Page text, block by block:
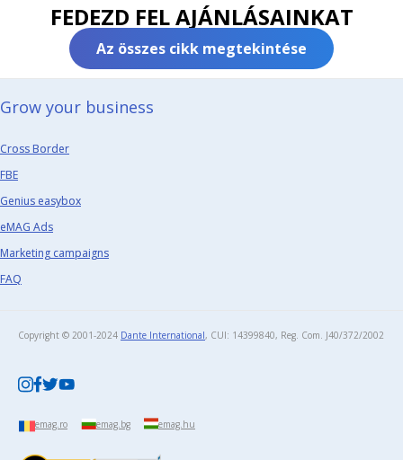
FEDEZD FEL AJÁNLÁSAINKAT
Az összes cikk megtekintése
Grow your business​
Cross Border
FBE
Genius easybox
eMAG Ads
Marketing campaigns
FAQ
Copyright © 2001-2024 Dante International, CUI: 14399840, Reg. Com. J40/372/2002​
emag.ro emag.bg emag.hu